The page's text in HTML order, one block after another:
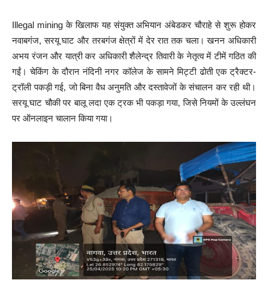
Illegal mining के खिलाफ यह संयुक्त अभियान अंबेडकर चौराहे से शुरू होकर
नवाबगंज, सरयू घाट और तरबगंज क्षेत्रों में देर रात तक चला। खनन अधिकारी
अभय रंजन और यात्री कर अधिकारी शैलेन्द्र तिवारी के नेतृत्व में टीमें गठित की
गईं। चेकिंग के दौरान नंदिनी नगर कॉलेज के सामने मिट्टी ढोती एक ट्रैक्टर-
ट्रॉली पकड़ी गई, जो बिना वैध अनुमति और दस्तावेजों के संचालन कर रही थी।
सरयू घाट चौकी पर बालू लदा एक ट्रक भी पकड़ा गया, जिसे नियमों के उल्लंघन
पर ऑनलाइन चालान किया गया।